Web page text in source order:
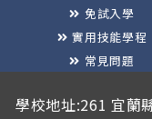
免試入學
實用技能學程
常見問題
學校地址:261 宜蘭